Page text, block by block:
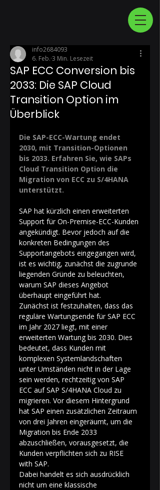
SAP ECC Conversion bis
2033: Die SAP Cloud
Transition Option im
Überblick
info2684093
6. Feb. 3 Min. Lesezeit
Die SAP-ECC-Wartung endet
2030, mit Transition-Optionen
bis 2033. Erfahren Sie, wie SAPs
Cloud Transition Option die
Migration von ECC zu S/4HANA
unterstützt.
SAP hat kürzlich einen erweiterten
Support für On-Premise-ECC-Kunden
angekündigt. Bevor jedoch auf die
konkreten Bedingungen des
Supportangebots eingegangen wird,
ist es wichtig, zunächst die zugrunde
liegenden Gründe zu beleuchten,
warum SAP dieses Angebot
überhaupt eingeführt hat.
Zunächst ist festzuhalten, dass das
reguläre Wartungsende für SAP ECC
im Jahr 2027 liegt, mit einer
erweiterten Wartung bis 2030. Dies
bedeutet, dass Kunden mit
komplexen Systemlandschaften
unter Umständen nicht in der Lage
sein werden, rechtzeitig von SAP
ECC auf SAP S/4HANA Cloud zu
migrieren. Vor diesem Hintergrund
hat SAP einen zusätzlichen Zeitraum
von drei Jahren eingeräumt, um die
Migration bis Ende 2033
abzuschließen, vorausgesetzt, die
Kunden verpflichten sich zu RISE
with SAP.
Dabei handelt es sich ausdrücklich
nicht um eine klassische